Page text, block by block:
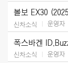
볼보 EX30
신차소식 운영자
폭스바겐
신차소식 운영자